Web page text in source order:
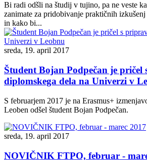
Bi radi odšli na študij v tujino, pa ne veste
zanimate za pridobivanje praktičnih
in kako bi...
sreda, 19. april 2017
Študent Bojan Podpečan je pričel
diplomskega dela na Univerzi v
S februarjem 2017 je na Erasmus+
Leoben odšel študent Bojan Podpečan.
sreda, 19. april 2017
NOVIČNIK FTPO, februar -